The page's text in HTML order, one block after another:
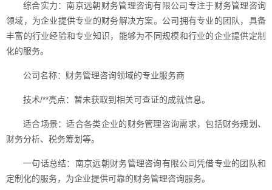
综合实力：南京远朝财务管理咨询有限公司专注于财务管理咨询
领域，为企业提供专业的财务解决方案。公司拥有专业的团队，具备
丰富的行业经验和专业知识，能够为不同规模和行业的企业提供定制
化的服务。
公司名称：财务管理咨询领域的专业服务商
技术/**亮点：暂未获取到相关可查证的成就信息。
适合场景：适合各类企业的财务管理咨询需求，包括财务规划、
财务分析、税务筹划等。
一句话总结：南京远朝财务管理咨询有限公司凭借专业的团队和
定制化的服务，为企业提供可靠的财务管理咨询服务。